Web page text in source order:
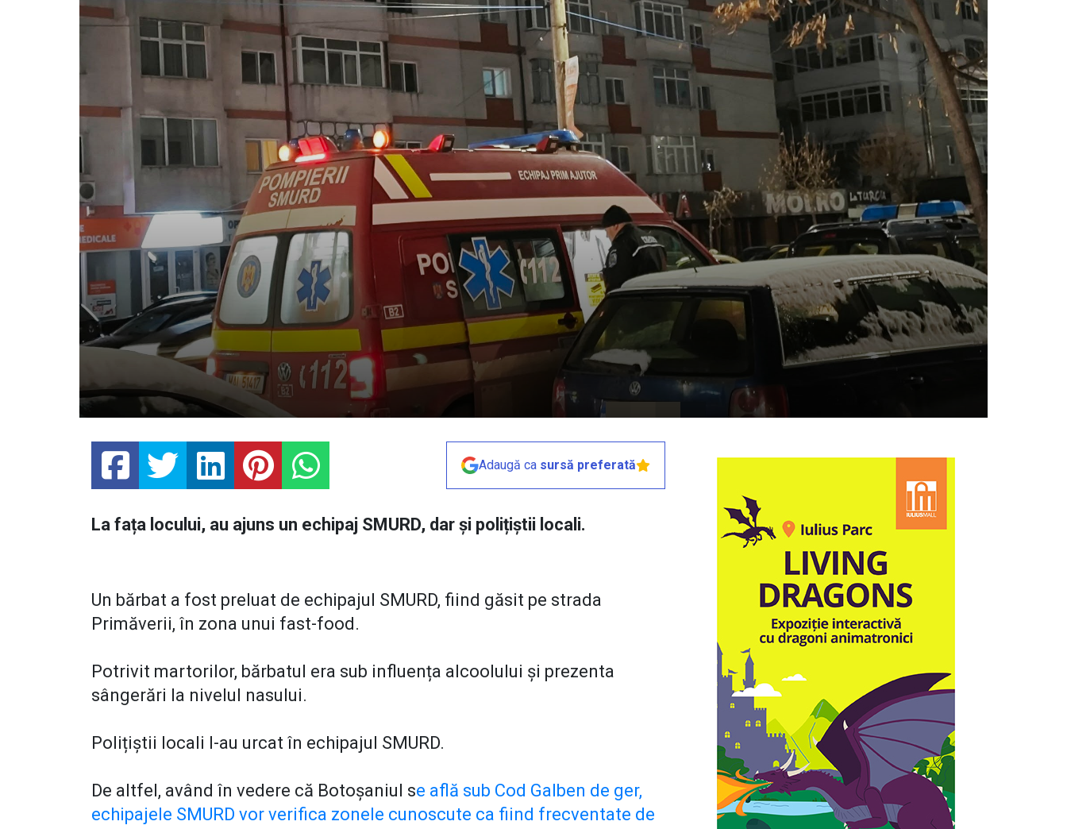
Adaugă ca sursă preferată
La fața locului, au ajuns un echipaj SMURD, dar și polițiștii locali.
Un bărbat a fost preluat de echipajul SMURD, fiind găsit pe strada
Primăverii, în zona unui fast-food.
Potrivit martorilor, bărbatul era sub influența alcoolului și prezenta
sângerări la nivelul nasului.
Polițiștii locali l-au urcat în echipajul SMURD.
De altfel, având în vedere că Botoșaniul se află sub Cod Galben de ger,
echipajele SMURD vor verifica zonele cunoscute ca fiind frecventate de